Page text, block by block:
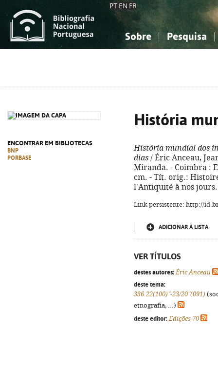
PT EN FR
Sobre Pesquisa
ENCONTRAR EM BIBLIOTECAS
BNP
PORBASE
História
História mundial dos
dias / Éric Anceau,
Miranda. - Coimbra :
cm. - Tít. orig.:
l'Antiquité à nos jours.
Link persistente: http://
ADICIONAR À LISTA
VER TÍTULOS
destes autores: Éric Anceau
deste tema:
336.22(100)"-23/20"(091)
etnografia, ...)
deste editor: Edições 70